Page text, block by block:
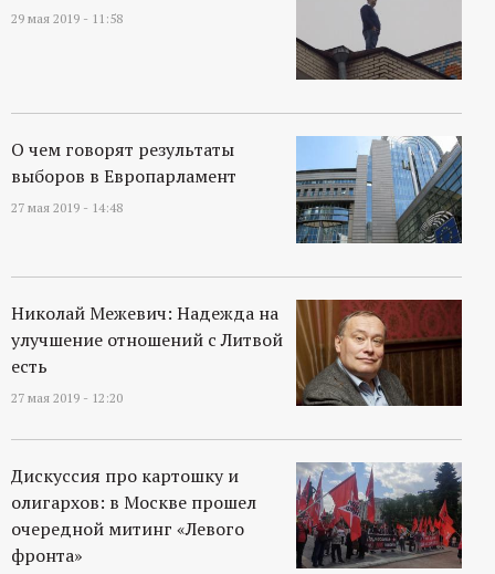
29 мая 2019 - 11:58
О чем говорят результаты
выборов в Европарламент
27 мая 2019 - 14:48
Николай Межевич: Надежда на
улучшение отношений с Литвой
есть
27 мая 2019 - 12:20
Дискуссия про картошку и
олигархов: в Москве прошел
очередной митинг «Левого
фронта»